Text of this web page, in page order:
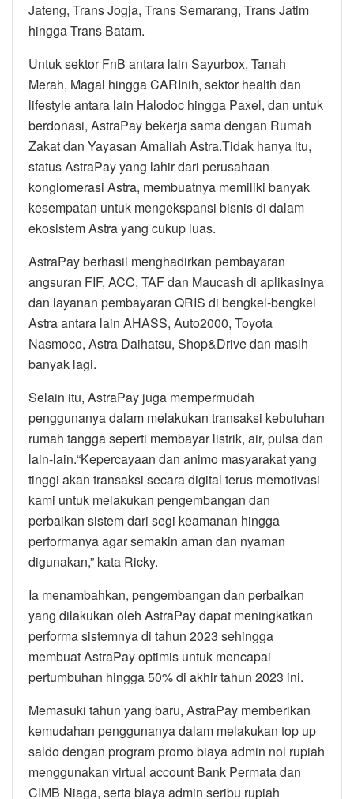
Jateng, Trans Jogja, Trans Semarang, Trans Jatim
hingga Trans Batam.
Untuk sektor FnB antara lain Sayurbox, Tanah
Merah, Magal hingga CARInih, sektor health dan
lifestyle antara lain Halodoc hingga Paxel, dan untuk
berdonasi, AstraPay bekerja sama dengan Rumah
Zakat dan Yayasan Amaliah Astra.Tidak hanya itu,
status AstraPay yang lahir dari perusahaan
konglomerasi Astra, membuatnya memiliki banyak
kesempatan untuk mengekspansi bisnis di dalam
ekosistem Astra yang cukup luas.
AstraPay berhasil menghadirkan pembayaran
angsuran FIF, ACC, TAF dan Maucash di aplikasinya
dan layanan pembayaran QRIS di bengkel-bengkel
Astra antara lain AHASS, Auto2000, Toyota
Nasmoco, Astra Daihatsu, Shop&Drive dan masih
banyak lagi.
Selain itu, AstraPay juga mempermudah
penggunanya dalam melakukan transaksi kebutuhan
rumah tangga seperti membayar listrik, air, pulsa dan
lain-lain.“Kepercayaan dan animo masyarakat yang
tinggi akan transaksi secara digital terus memotivasi
kami untuk melakukan pengembangan dan
perbaikan sistem dari segi keamanan hingga
performanya agar semakin aman dan nyaman
digunakan,” kata Ricky.
Ia menambahkan, pengembangan dan perbaikan
yang dilakukan oleh AstraPay dapat meningkatkan
performa sistemnya di tahun 2023 sehingga
membuat AstraPay optimis untuk mencapai
pertumbuhan hingga 50% di akhir tahun 2023 ini.
Memasuki tahun yang baru, AstraPay memberikan
kemudahan penggunanya dalam melakukan top up
saldo dengan program promo biaya admin nol rupiah
menggunakan virtual account Bank Permata dan
CIMB Niaga, serta biaya admin seribu rupiah